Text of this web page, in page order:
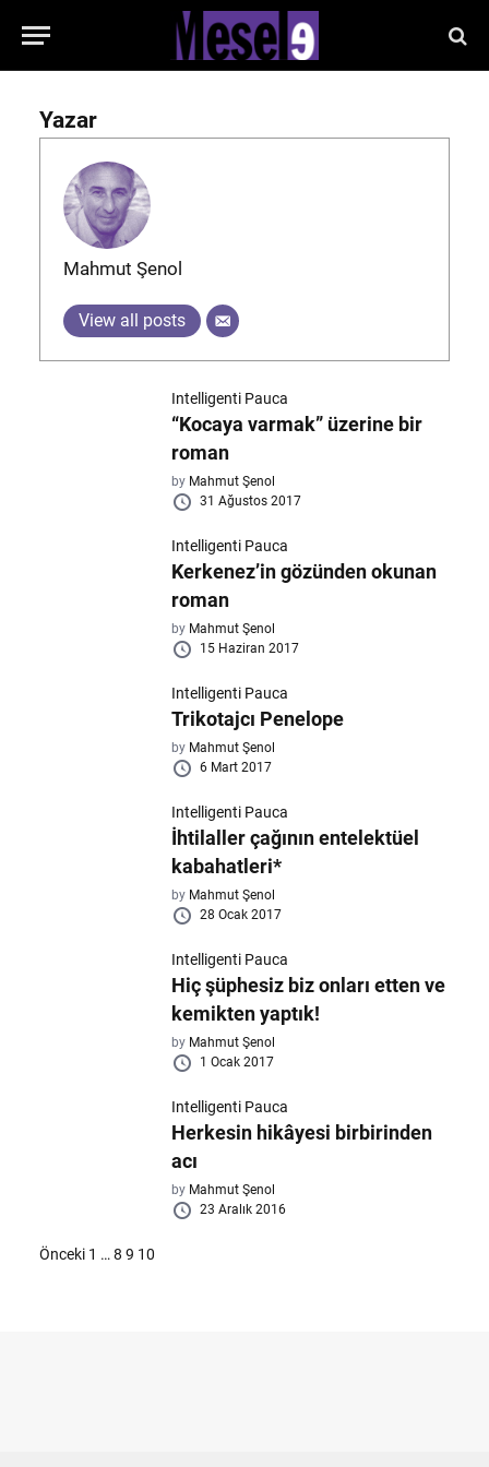
Yazar
Mahmut Şenol
View all posts
Intelligenti Pauca
“Kocaya varmak” üzerine bir
roman
by Mahmut Şenol
31 Ağustos 2017
Intelligenti Pauca
Kerkenez’in gözünden okunan
roman
by Mahmut Şenol
15 Haziran 2017
Intelligenti Pauca
Trikotajcı Penelope
by Mahmut Şenol
6 Mart 2017
Intelligenti Pauca
İhtilaller çağının entelektüel
kabahatleri*
by Mahmut Şenol
28 Ocak 2017
Intelligenti Pauca
Hiç şüphesiz biz onları etten ve
kemikten yaptık!
by Mahmut Şenol
1 Ocak 2017
Intelligenti Pauca
Herkesin hikâyesi birbirinden
acı
by Mahmut Şenol
23 Aralık 2016
Yazı
Önceki 1 … 8 9 10